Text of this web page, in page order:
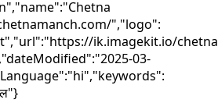
","logo":
ik.imagekit.io/
03-